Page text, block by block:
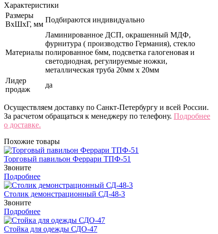
Характеристики
Размеры
ВхШхГ, мм
Подбираются индивидуально
Материалы
Ламинированное ДСП, окрашенный МДФ,
фурнитура ( производство Германия), стекло
полированное 6мм, подсветка галогеновая и
светодиодная, регулируемые ножки,
металлическая труба 20мм х 20мм
Лидер
продаж
да
Осуществляем доставку по Санкт-Петербургу и всей России.
За расчетом обращаться к менеджеру по телефону. Подробнее
о доставке.
Похожие товары
Торговый павильон Феррари ТПФ-51
Звоните
Подробнее
Столик демонстрационный СД-48-3
Звоните
Подробнее
Стойка для одежды СДО-47